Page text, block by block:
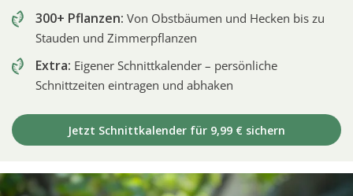
300+ Pflanzen: Von Obstbäumen und Hecken bis zu
Stauden und Zimmerpflanzen
Extra: Eigener Schnittkalender – persönliche
Schnittzeiten eintragen und abhaken
Jetzt Schnittkalender für 9,99 € sichern